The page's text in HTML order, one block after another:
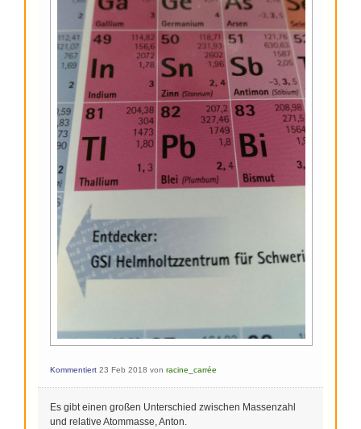
Kommentiert 23 Feb 2018 von racine_carrée
Es gibt einen großen Unterschied zwischen Massenzahl
und relative Atommasse, Anton.